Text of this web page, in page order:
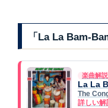
「La La Bam-
楽曲解説
La La
The
詳しい解